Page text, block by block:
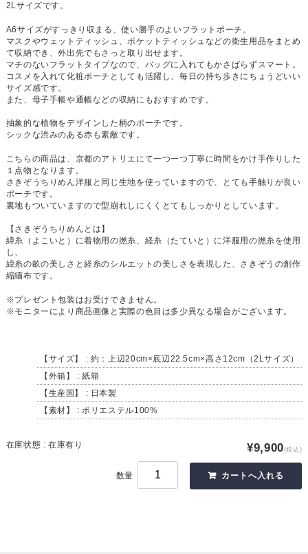
2Lサイズです。
A6サイズがすっきり収まる、使い勝手のよいフラットポーチ。
マスクやウェットティッシュ、ポケットティッシュなどの衛生用品をまとめ
て収納でき、外出先でもさっと取り出せます。
マチのないフラットタイプなので、バッグに入れてもかさばらずスマート。
コスメを入れて化粧ポーチとしても活躍し、毎日の持ち歩きにちょうどいい
サイズ感です。
また、母子手帳や通帳などの収納にもおすすめです。
抽象的な植物をデザインした柄のポーチです。
シックな渋みのある赤も素敵です。
こちらの商品は、京都のアトリエにて一つ一つ丁寧に時間をかけ手作りした
１点物となります。
さきぞうちりめん洋服と同じ生地を使っていますので、とても手触りが良い
ポーチです。
裏地もついていますので型崩れしにくくとてもしっかりとしています。
【さきぞうちりめんとは】
緯糸（よこいと）に着物用の撚糸、経糸（たていと）に洋服用の撚糸を使用
し、
緯糸の畝の美しさと経糸のシルエットの美しさを表現した、さきぞうの創作
縮緬布です。
※プレゼント包装はお受けできません。
※モニターにより商品画像と実際の色目は多少異なる場合がございます。
【サイズ】 : 約：上辺20cm×底辺22.5cm×高さ12cm（2Lサイズ）
【外箱】 : 紙箱
【生産国】 : 日本製
【素材】 : ポリエステル100%
在庫状態 : 在庫有り ¥9,900(税込)
数量